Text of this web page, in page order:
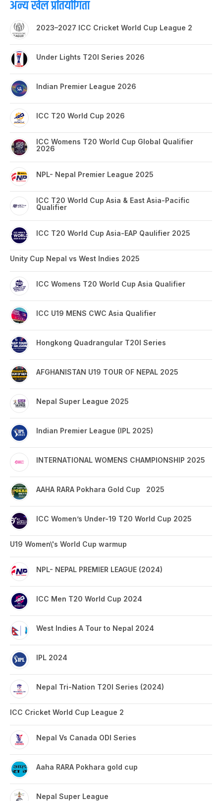
अन्य खेल प्रतियोगिता
2023–2027 ICC Cricket World Cup League 2
Under Lights T20I Series 2026
Indian Premier League 2026
ICC T20 World Cup 2026
ICC Womens T20 World Cup Global Qualifier
2026
NPL- Nepal Premier League 2025
ICC T20 World Cup Asia & East Asia-Pacific
Qualifier
ICC T20 World Cup Asia-EAP Qaulifier 2025
Unity Cup Nepal vs West Indies 2025
ICC Womens T20 World Cup Asia Qualifier
ICC U19 MENS CWC Asia Qualifier
Hongkong Quadrangular T20I Series
AFGHANISTAN U19 TOUR OF NEPAL 2025
Nepal Super League 2025
Indian Premier League (IPL 2025)
INTERNATIONAL WOMENS CHAMPIONSHIP 2025
AAHA RARA Pokhara Gold Cup 2025
ICC Women’s Under-19 T20 World Cup 2025
U19 Women\'s World Cup warmup
NPL- NEPAL PREMIER LEAGUE (2024)
ICC Men T20 World Cup 2024
West Indies A Tour to Nepal 2024
IPL 2024
Nepal Tri-Nation T20I Series (2024)
ICC Cricket World Cup League 2
Nepal Vs Canada ODI Series
Aaha RARA Pokhara gold cup
Nepal Super League